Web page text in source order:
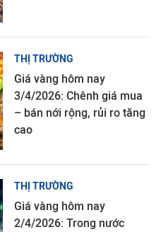
THỊ TRƯỜNG
Giá vàng hôm nay
3/4/2026: Chênh giá mua
– bán nới rộng, rủi ro tăng
cao
THỊ TRƯỜNG
Giá vàng hôm nay
2/4/2026: Trong nước